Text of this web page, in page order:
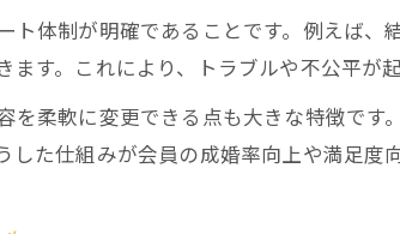
体制が明確であることです。例えば、
す。これにより、トラブルや不公平が
柔軟に変更できる点も大きな特徴です
た仕組みが会員の成婚率向上や満足度